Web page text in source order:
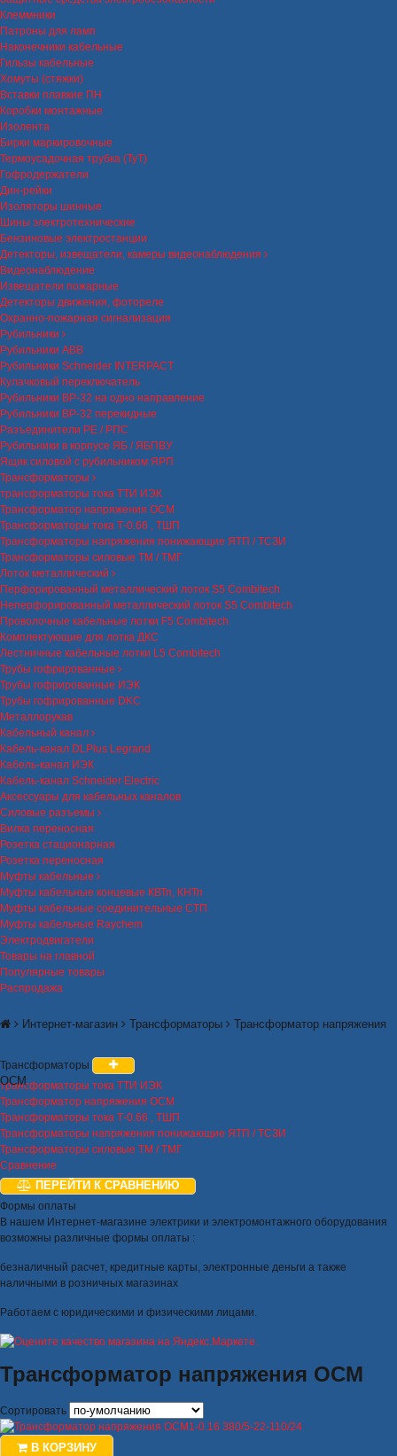
Клеммники
Патроны для ламп
Наконечники кабельные
Гильзы кабельные
Хомуты (стяжки)
Вставки плавкие ПН
Коробки монтажные
Изолента
Бирки маркировочные
Термоусадочная трубка (ТуТ)
Гофродержатели
Дин-рейки
Изоляторы шинные
Шины электротехнические
Бензиновые электростанции
Детекторы, извещатели, камеры видеонаблюдения
Видеонаблюдение
Извещатели пожарные
Детекторы движения, фотореле
Охранно-пожарная сигнализация
Рубильники
Рубильники ABB
Рубильники Schneider INTERPACT
Кулачковый переключатель
Рубильники ВР-32 на одно направление
Рубильники ВР-32 перекидные
Разъединители РЕ / РПС
Рубильники в корпусе ЯБ / ЯБПВУ
Ящик силовой с рубильником ЯРП
Трансформаторы
трансформаторы тока ТТИ ИЭК
Трансформатор напряжения ОСМ
Трансформаторы тока Т-0.66 , ТШП
Трансформаторы напряжения понижающие ЯТП / ТСЗИ
Трансформаторы силовые ТМ / ТМГ
Лоток металлический
Перфорированный металлический лоток S5 Combitech
Неперфорированный металлический лоток S5 Combitech
Проволочные кабельные лотки F5 Combitech
Комплектующие для лотка ДКС
Лестничные кабельные лотки L5 Combitech
Трубы гофрированные
Трубы гофрированные ИЭК
Трубы гофрированные DKC
Металлорукав
Кабельный канал
Кабель-канал DLPlus Legrand
Кабель-канал ИЭК
Кабель-канал Schneider Electric
Аксессуары для кабельных каналов
Силовые разъемы
Вилка переносная
Розетка стационарная
Розетка переносная
Муфты кабельные
Муфты кабельные концевые КВТп, КНТп
Муфты кабельные соединительные СТП
Муфты кабельные Raychem
Электродвигатели
Товары на главной
Популярные товары
Распродажа
Интернет-магазин Трансформаторы Трансформатор напряжения
ОСМ
Трансформаторы
трансформаторы тока ТТИ ИЭК
Трансформатор напряжения ОСМ
Трансформаторы тока Т-0.66 , ТШП
Трансформаторы напряжения понижающие ЯТП / ТСЗИ
Трансформаторы силовые ТМ / ТМГ
Сравнение
ПЕРЕЙТИ К СРАВНЕНИЮ
Формы оплаты
В нашем Интернет-магазине электрики и электромонтажного оборудования
возможны различные формы оплаты :
безналичный расчет, кредитные карты, электронные деньги а также
наличными в розничных магазинах
Работаем с юридическими и физическими лицами.
Трансформатор напряжения ОСМ
Сортировать
В КОРЗИНУ